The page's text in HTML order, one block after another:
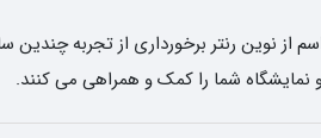
نوین رنتر برخورداری از تجربه چندین
نمایشگاه شما را کمک و همراهی می کنند.